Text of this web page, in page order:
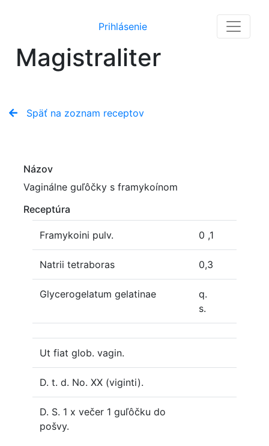
Prihlásenie
Magistraliter
Späť na zoznam receptov
Názov
Vaginálne guľôčky s framykoínom
Receptúra
Framykoini pulv. 0 ,1
Natrii tetraboras 0,3
Glycerogelatum gelatinae
q.
s.
Ut fiat glob. vagin.
D. t. d. No. XX (viginti).
D. S. 1 x večer 1 guľôčku do
pošvy.